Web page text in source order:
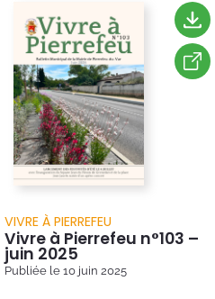
VIVRE À PIERREFEU
Vivre à Pierrefeu n°103 –
juin 2025
Publiée le 10 juin 2025